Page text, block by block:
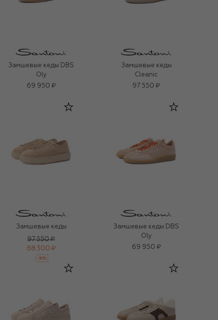
Замшевые кеды DBS
Oly
69 950 ₽
Замшевые кеды
Cleanic
97 550 ₽
Замшевые кеды
97 550 ₽
68 300 ₽
-30%
Замшевые кеды DBS
Oly
69 950 ₽